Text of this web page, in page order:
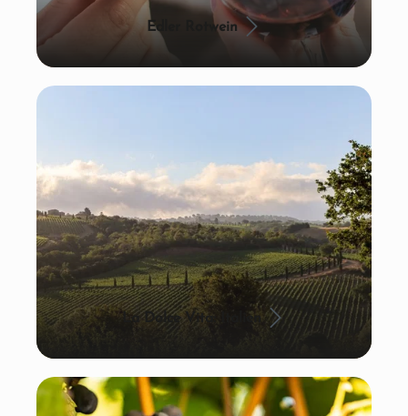
Edler Rotwein
La Dolce Vita: Italien